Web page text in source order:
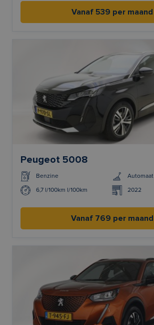
Vanaf 539 per maand
Peugeot 5008
Benzine Automaat
6,7 l/100km l/100km 2022
Vanaf 769 per maand